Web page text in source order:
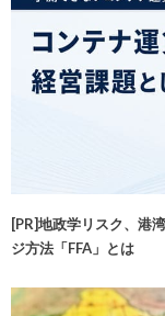
[PR]地政学リスク、港
ジ方法「FFA」とは